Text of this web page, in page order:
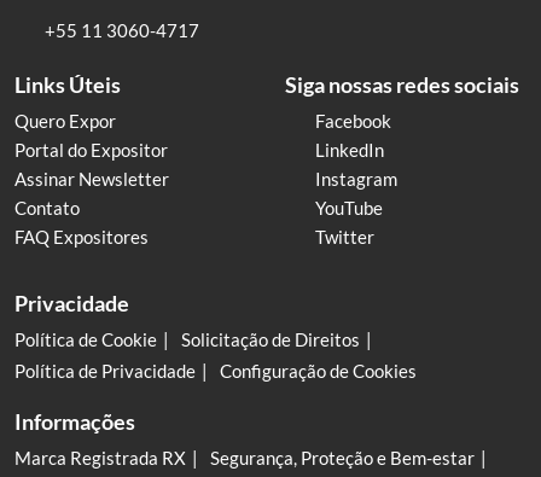
+55 11 3060-4717
Links Úteis
Quero Expor
Portal do Expositor
Assinar Newsletter
Contato
FAQ Expositores
Siga nossas redes sociais
Facebook
LinkedIn
Instagram
YouTube
Twitter
Privacidade
Política de Cookie
Solicitação de Direitos
Política de Privacidade
Configuração de Cookies
Informações
Marca Registrada RX
Segurança, Proteção e Bem-estar